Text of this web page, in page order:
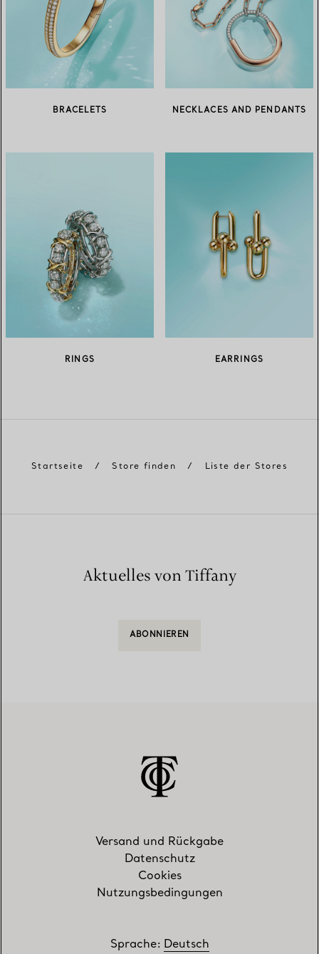
BRACELETS NECKLACES AND PENDANTS
RINGS EARRINGS
Startseite / Store finden / Liste der Stores
Aktuelles von Tiffany
ABONNIEREN
Versand und Rückgabe
Datenschutz
Cookies
Nutzungsbedingungen
Sprache: Deutsch